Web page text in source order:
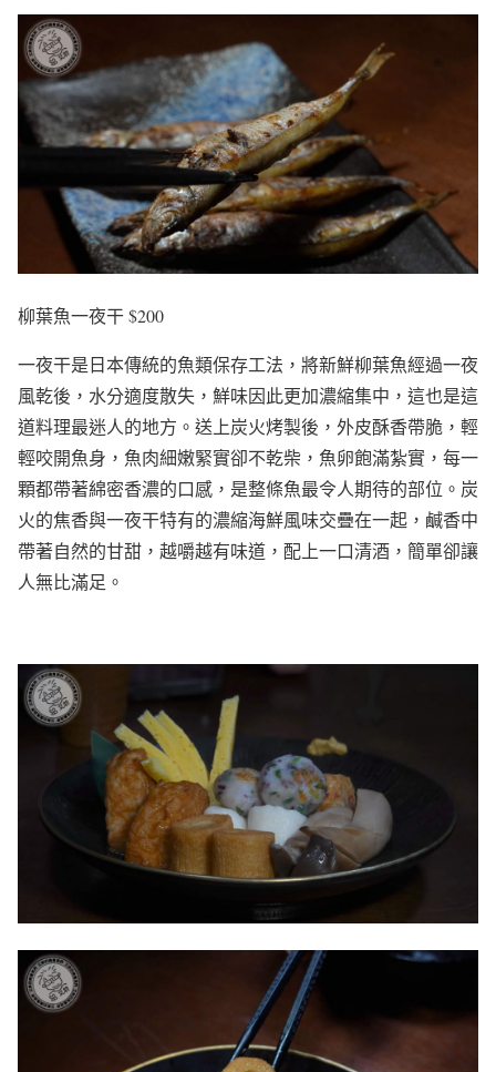
柳葉魚一夜干 $200
一夜干是日本傳統的魚類保存工法，將新鮮柳葉魚經過一夜
風乾後，水分適度散失，鮮味因此更加濃縮集中，這也是這
道料理最迷人的地方。送上炭火烤製後，外皮酥香帶脆，輕
輕咬開魚身，魚肉細嫩緊實卻不乾柴，魚卵飽滿紮實，每一
顆都帶著綿密香濃的口感，是整條魚最令人期待的部位。炭
火的焦香與一夜干特有的濃縮海鮮風味交疊在一起，鹹香中
帶著自然的甘甜，越嚼越有味道，配上一口清酒，簡單卻讓
人無比滿足。